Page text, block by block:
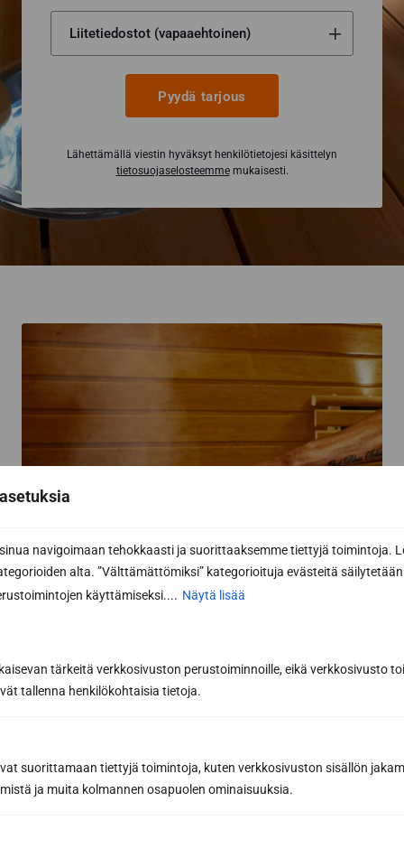
navigoimaan tehokkaasti ja suorittaaksemme tiettyjä toimintoja.
alta. ”Välttämättömiksi” kategorioituja evästeitä säilytetään
käyttämiseksi.... Näytä lisää
tärkeitä verkkosivuston perustoiminnoille, eikä verkkosivusto
tallenna henkilökohtaisia tietoja.
suorittamaan tiettyjä toimintoja, kuten verkkosivuston sisällön
ja muita kolmannen osapuolen ominaisuuksia.
Pyydä tarjous
Lähettämällä viestin hyväksyt henkilötietojesi käsittelyn
tietosuojaselosteemmemukaisesti.
Tilaa uutiskirje